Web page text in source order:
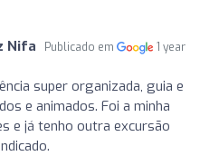
Nifa Publicado em
1 year
super organizada, guia e
e animados. Foi a minha
e já tenho outra excursão